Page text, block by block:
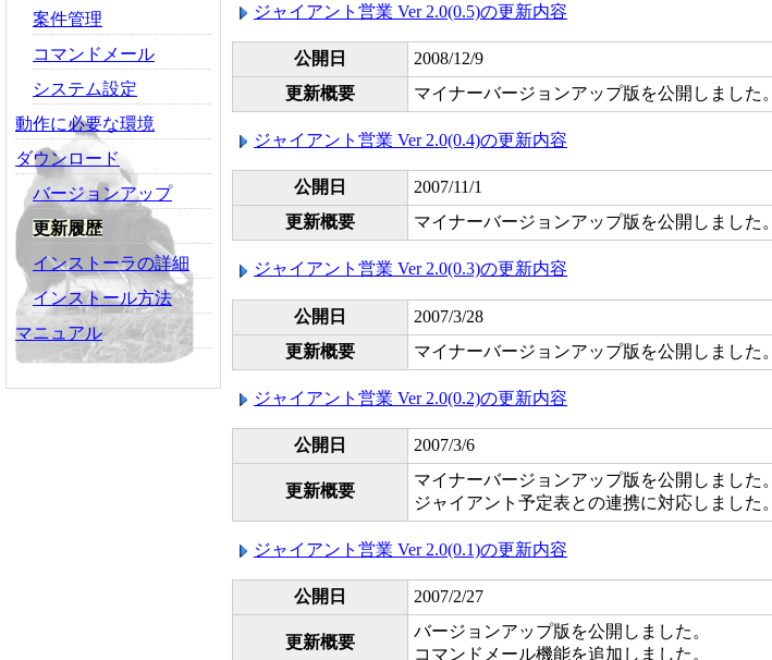
案件管理
コマンドメール
システム設定
動作に必要な環境
ダウンロード
バージョンアップ
更新履歴
インストーラの詳細
インストール方法
マニュアル
ジャイアント営業 Ver 2.0(0.5)の更新内容
公開日
2008/12/9
更新概要
マイナーバージョンアップ版を公開しました。
ジャイアント営業 Ver 2.0(0.4)の更新内容
公開日
2007/11/1
更新概要
マイナーバージョンアップ版を公開しました。
ジャイアント営業 Ver 2.0(0.3)の更新内容
公開日
2007/3/28
更新概要
マイナーバージョンアップ版を公開しました。
ジャイアント営業 Ver 2.0(0.2)の更新内容
公開日 2007/3/6
更新概要
マイナーバージョンアップ版を公開しました。
ジャイアント予定表との連携に対応しました。
ジャイアント営業 Ver 2.0(0.1)の更新内容
公開日 2007/2/27
更新概要
バージョンアップ版を公開しました。
コマンドメール機能を追加しました。